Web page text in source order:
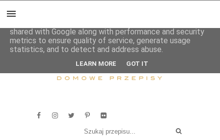
This site uses cookies from Google to deliver its services
shared with Google along with performance and security
metrics to ensure quality of service, generate usage
statistics, and to detect and address abuse.
LEARN MORE GOT IT